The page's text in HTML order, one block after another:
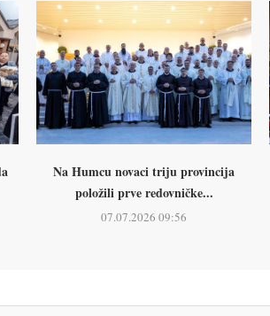
Na Humcu novaci triju provincija
položili prve redovničke...
07.07.2026 09:56